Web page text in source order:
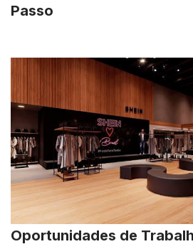
Passo
Oportunidades de